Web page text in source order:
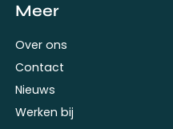
Meer
Over ons
Contact
Nieuws
Werken bij